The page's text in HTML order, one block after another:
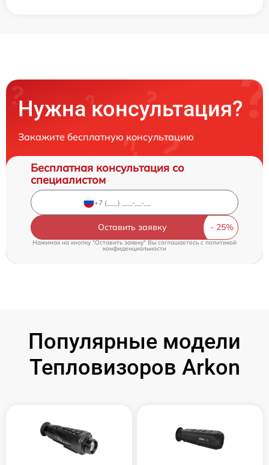
Нужна консультация?
Закажите бесплатную консультацию
Бесплатная консультация со
специалистом
Оставить заявку
Нажимая на кнопку "Оставить заявку" Вы соглашаетесь c политикой
конфиденциальности
Популярные модели
Тепловизоров Arkon